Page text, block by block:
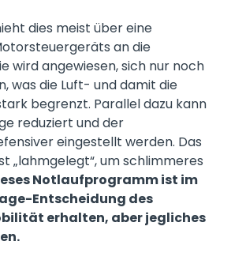
dies meist über eine
an die
wird angewiesen, sich nur noch
was die Luft- und damit die
begrenzt. Parallel dazu kann
reduziert und der
eingestellt werden. Das
„lahmgelegt“, um schlimmeres
Notlaufprogramm ist im
Entscheidung des
erhalten, aber jegliches